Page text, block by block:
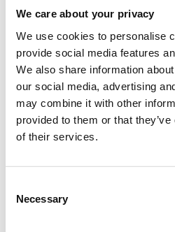
We care about your privacy
We use cookies to personalise
provide social media features
We also share information
our social media, advertising
may combine it with other
provided to them or that
of their services.
Selection
Necessary
Σκοπός
Το workshop αυτό έχει
δυνατότητα στους
βασικές αρχές του
αντιληφθούν τα οφέλη της
βιωματική άσκηση θα δούμε
πρόγραμμα φτιάχνοντας ένα
περισσότερη λεπτομέρεια τι
Στο τέλος του σεμιναρίου,